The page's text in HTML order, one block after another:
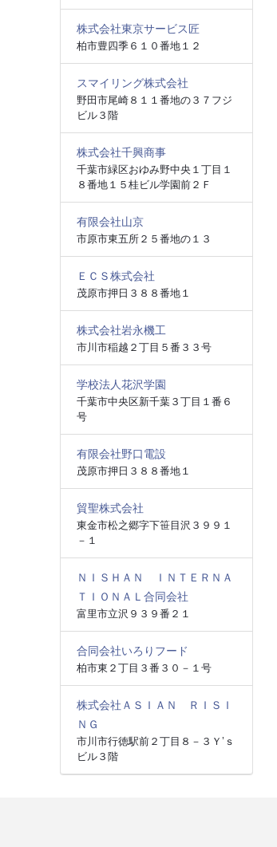
株式会社東京サービス匠
柏市豊四季６１０番地１２
スマイリング株式会社
野田市尾崎８１１番地の３７フジ
ビル３階
株式会社千興商事
千葉市緑区おゆみ野中央１丁目１
８番地１５桂ビル学園前２Ｆ
有限会社山京
市原市東五所２５番地の１３
ＥＣＳ株式会社
茂原市押日３８８番地１
株式会社岩永機工
市川市稲越２丁目５番３３号
学校法人花沢学園
千葉市中央区新千葉３丁目１番６
号
有限会社野口電設
茂原市押日３８８番地１
貿聖株式会社
東金市松之郷字下笹目沢３９９１
－１
ＮＩＳＨＡＮ ＩＮＴＥＲＮＡ
ＴＩＯＮＡＬ合同会社
富里市立沢９３９番２１
合同会社いろりフード
柏市東２丁目３番３０－１号
株式会社ＡＳＩＡＮ ＲＩＳＩ
ＮＧ
市川市行徳駅前２丁目８－３Ｙ’ｓ
ビル３階